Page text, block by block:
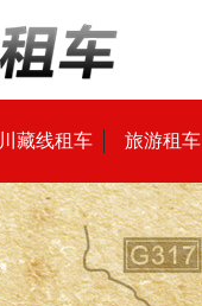
川藏线租车 旅游租车